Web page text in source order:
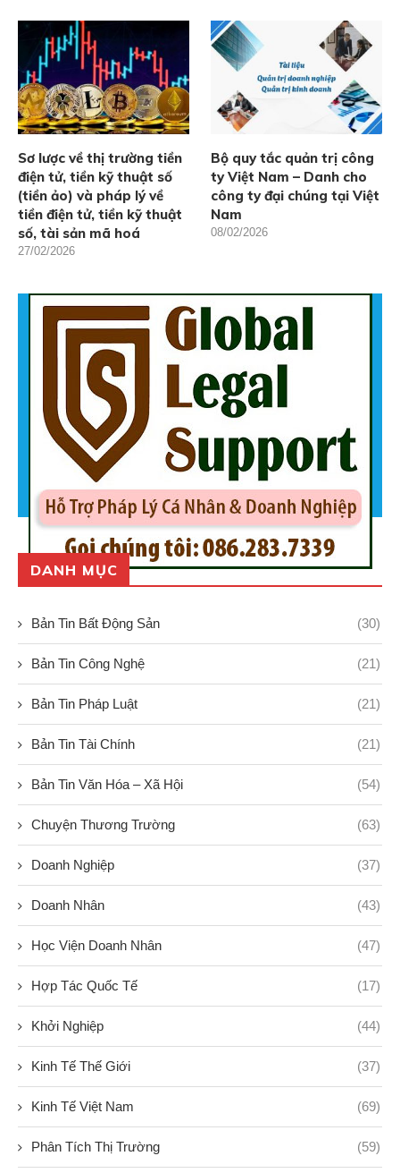
Sơ lược về thị trường tiền
điện tử, tiền kỹ thuật số
(tiền ảo) và pháp lý về
tiền điện tử, tiền kỹ thuật
số, tài sản mã hoá
27/02/2026
Bộ quy tắc quản trị công
ty Việt Nam – Danh cho
công ty đại chúng tại Việt
Nam
08/02/2026
DANH MỤC
Bản Tin Bất Động Sản (30)
Bản Tin Công Nghệ (21)
Bản Tin Pháp Luật (21)
Bản Tin Tài Chính (21)
Bản Tin Văn Hóa – Xã Hội (54)
Chuyện Thương Trường (63)
Doanh Nghiệp (37)
Doanh Nhân (43)
Học Viện Doanh Nhân (47)
Hợp Tác Quốc Tế (17)
Khởi Nghiệp (44)
Kinh Tế Thế Giới (37)
Kinh Tế Việt Nam (69)
Phân Tích Thị Trường (59)